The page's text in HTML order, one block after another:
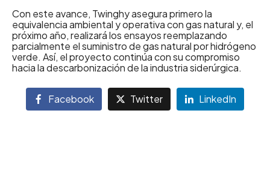
Con este avance, Twinghy asegura primero la
equivalencia ambiental y operativa con gas natural y, el
próximo año, realizará los ensayos reemplazando
parcialmente el suministro de gas natural por hidrógeno
verde. Así, el proyecto continúa con su compromiso
hacia la descarbonización de la industria siderúrgica.
Facebook Twitter LinkedIn